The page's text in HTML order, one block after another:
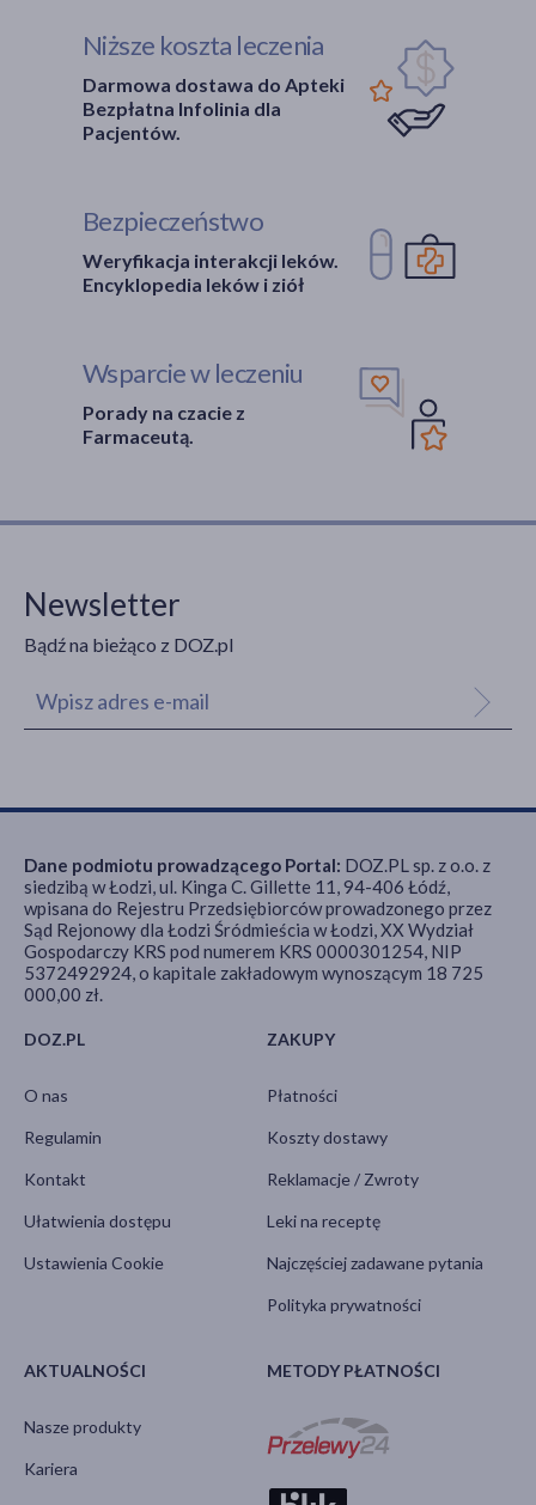
Niższe koszta leczenia
Darmowa dostawa do Apteki
Bezpłatna Infolinia dla
Pacjentów.
Bezpieczeństwo
Weryfikacja interakcji leków.
Encyklopedia leków i ziół
Wsparcie w leczeniu
Porady na czacie z
Farmaceutą.
Newsletter
Bądź na bieżąco z DOZ.pl
DOZ.PL
O nas
Regulamin
Kontakt
Ułatwienia dostępu
Ustawienia Cookie
ZAKUPY
Płatności
Koszty dostawy
Reklamacje / Zwroty
Leki na receptę
Najczęściej zadawane pytania
Polityka prywatności
AKTUALNOŚCI
Nasze produkty
Kariera
METODY PŁATNOŚCI
Dane podmiotu prowadzącego Portal: DOZ.PL sp. z o.o. z
siedzibą w Łodzi, ul. Kinga C. Gillette 11, 94-406 Łódź,
wpisana do Rejestru Przedsiębiorców prowadzonego przez
Sąd Rejonowy dla Łodzi Śródmieścia w Łodzi, XX Wydział
Gospodarczy KRS pod numerem KRS 0000301254, NIP
5372492924, o kapitale zakładowym wynoszącym 18 725
000,00 zł.